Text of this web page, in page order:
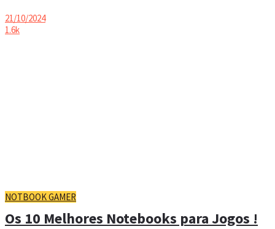
21/10/2024
1.6k
NOTBOOK GAMER
Os 10 Melhores Notebooks para Jogos !